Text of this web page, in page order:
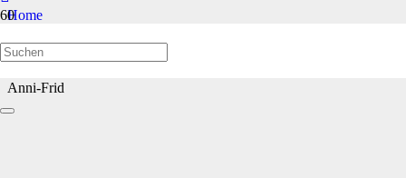
Home
Welpen/Junghunde bis 1 Jahr
Anni-Frid